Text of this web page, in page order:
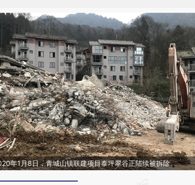
年1月8日，青城山镇联建项目泰坪翠谷正陆续被拆除。